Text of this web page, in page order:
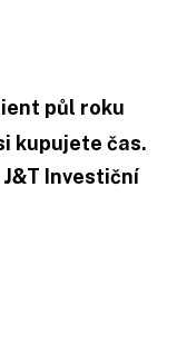
půl roku
kupujete čas.
Investiční